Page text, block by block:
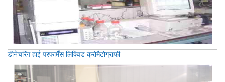
डीनेचरिंग हाई परफार्मेंस लिक्विड क्रोमैटोग्राफी